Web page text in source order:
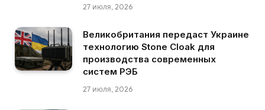
27 июля, 2026
Великобритания передаст Украине
технологию Stone Cloak для
производства современных
систем РЭБ
27 июля, 2026